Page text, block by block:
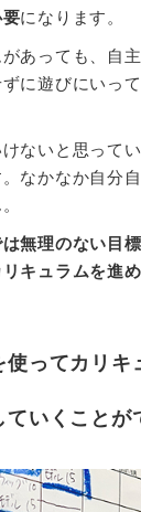
になります。
あっても、自
に遊びにいっ
ないと思って
なかなか自分
無理のない目
キュラムを進め
使ってカリキ
ていくことが